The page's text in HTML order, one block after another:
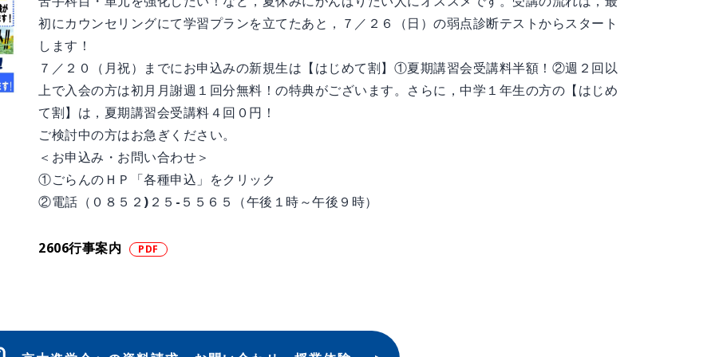
初にカウンセリングにて学習プランを立てたあと，７／２６（日）の弱点診断テストからスタート
します！
７／２０（月祝）までにお申込みの新規生は【はじめて割】①夏期講習会受講料半額！②週２回以
上で入会の方は初月月謝週１回分無料！の特典がございます。さらに，中学１年生の方の【はじめ
て割】は，夏期講習会受講料４回０円！
ご検討中の方はお急ぎください。
＜お申込み・お問い合わせ＞
①ごらんのＨＰ「各種申込」をクリック
②電話（０８５２)２５-５５６５（午後１時～午後９時）
2606行事案内